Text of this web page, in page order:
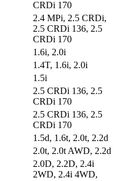
CRDi 170
2.4 MPi, 2.5 CRDi,
2.5 CRDi 136, 2.5
CRDi 170
1.6i, 2.0i
1.4T, 1.6i, 2.0i
1.5i
2.5 CRDi 136, 2.5
CRDi 170
2.5 CRDi 136, 2.5
CRDi 170
1.5d, 1.6t, 2.0t, 2.2d
2.0t, 2.0t AWD, 2.2d
2.0D, 2.2D, 2.4i
2WD, 2.4i 4WD,